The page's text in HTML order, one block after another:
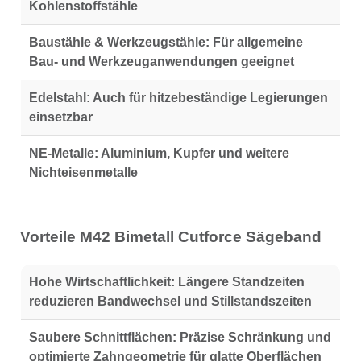
Kohlenstoffstähle
Baustähle & Werkzeugstähle: Für allgemeine
Bau- und Werkzeuganwendungen geeignet
Edelstahl: Auch für hitzebeständige Legierungen
einsetzbar
NE-Metalle: Aluminium, Kupfer und weitere
Nichteisenmetalle
Vorteile M42 Bimetall Cutforce Sägeband
Hohe Wirtschaftlichkeit: Längere Standzeiten
reduzieren Bandwechsel und Stillstandszeiten
Saubere Schnittflächen: Präzise Schränkung und
optimierte Zahngeometrie für glatte Oberflächen